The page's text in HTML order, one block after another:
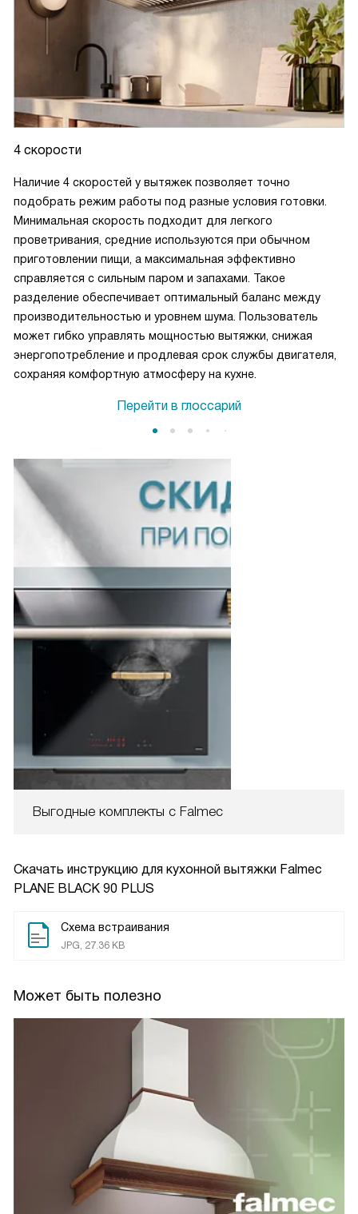
Выгодные комплекты с Falmec
Скачать инструкцию для кухонной вытяжки Falmec
PLANE BLACK 90 PLUS
Схема встраивания
JPG, 27.36 KB
Может быть полезно
4 скорости
Наличие 4 скоростей у вытяжек позволяет точно
подобрать режим работы под разные условия готовки.
Минимальная скорость подходит для легкого
проветривания, средние используются при обычном
приготовлении пищи, а максимальная эффективно
справляется с сильным паром и запахами. Такое
разделение обеспечивает оптимальный баланс между
производительностью и уровнем шума. Пользователь
может гибко управлять мощностью вытяжки, снижая
энергопотребление и продлевая срок службы двигателя,
сохраняя комфортную атмосферу на кухне.
Перейти в глоссарий